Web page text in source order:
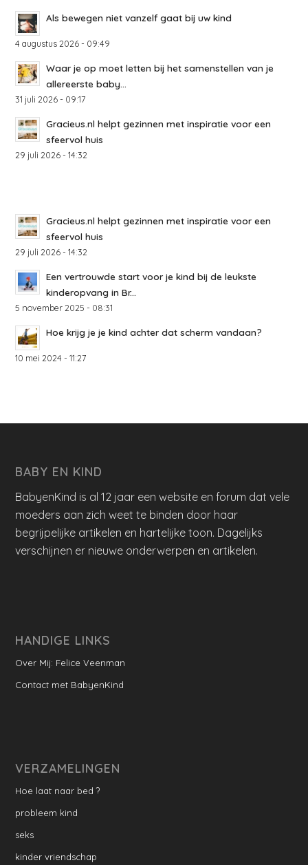
Als bewegen niet vanzelf gaat bij uw kind
4 augustus 2026 - 09:49
Waar je op moet letten bij het samenstellen van je
allereerste baby...
31 juli 2026 - 09:17
Gracieus.nl helpt gezinnen met inspiratie voor een
sfeervol huis
29 juli 2026 - 14:32
Gracieus.nl helpt gezinnen met inspiratie voor een
sfeervol huis
29 juli 2026 - 14:32
Een vertrouwde start voor je kind bij de leukste
kinderopvang in Br...
5 november 2025 - 08:31
Hoe krijg je je kind achter dat scherm vandaan?
10 mei 2024 - 11:27
BABY EN KIND
BabyenKind is al 12 jaar een website en forum dat vele
moeders aan zich weet te binden door haar
begrijpelijke artikelen en hartelijke toon. Dagelijks
verschijnen er nieuwe onderwerpen en artikelen.
HANDIGE LINKS
Over Mij: Felice Veenman
Contact met BabyenKind
VERZAMELINGEN
Hoe laat naar bed ?
probleem kind
seks
kinder vriendschap